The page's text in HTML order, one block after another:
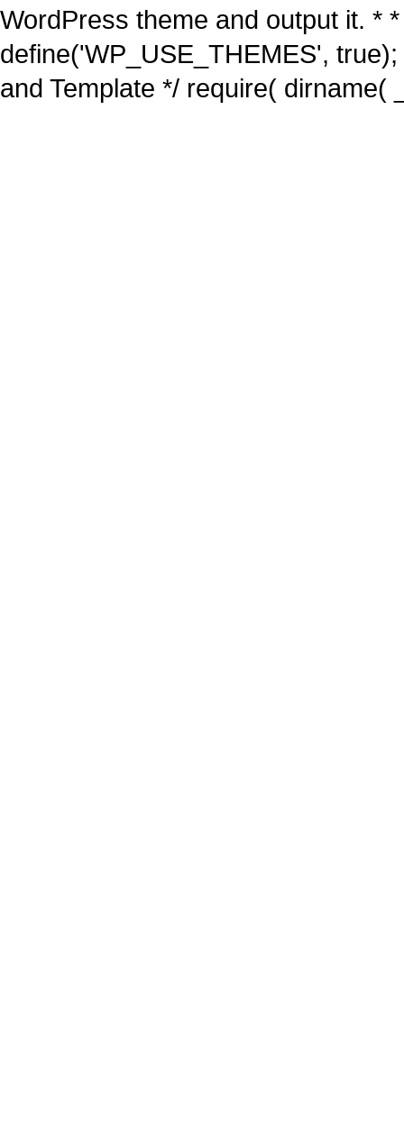
WordPress theme and output it. *
define('WP_USE_THEMES',
and Template */ require( dirname(